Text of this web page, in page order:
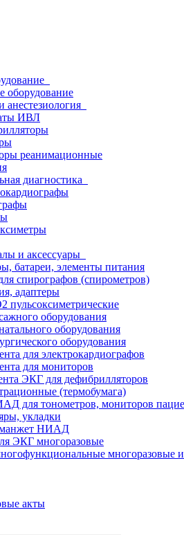
оборудование
анестезиология
ИВЛ
реанимационные
диагностика
и аксессуары
батареи, элементы питания
спирографов (спирометров)
адаптеры
пульсоксиметрические
оборудования
оборудования
оборудования
для электрокардиографов
для мониторов
ЭКГ для дефибрилляторов
(термобумага)
для тонометров, мониторов
укладки
НИАД
ЭКГ многоразовые
многоразовые
акты